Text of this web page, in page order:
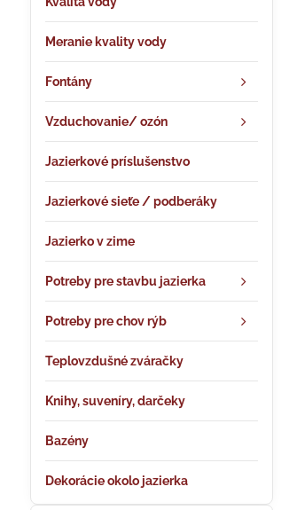
Meranie kvality vody
Fontány
Vzduchovanie/ ozón
Jazierkové príslušenstvo
Jazierkové sieťe / podberáky
Jazierko v zime
Potreby pre stavbu jazierka
Potreby pre chov rýb
Teplovzdušné zváračky
Knihy, suveníry, darčeky
Bazény
Dekorácie okolo jazierka